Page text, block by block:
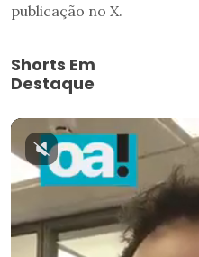
publicação no X.
Shorts Em
Destaque